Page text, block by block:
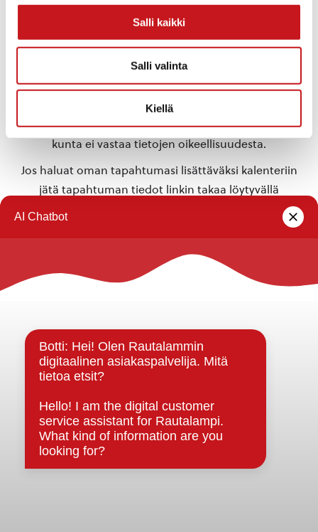
Salli kaikki
Salli valinta
Kiellä
paperiteatteriesitys
Rautalammin S-
Tähän kalenteriin on koottu eri toimijoiden
Rautalammilla järjestämiä tapahtumia. Rautalammin
kunta ei vastaa tietojen oikeellisuudesta.
Jos haluat oman tapahtumasi lisättäväksi kalenteriin
jätä tapahtuman tiedot linkin takaa löytyvällä
Rautalammin kunta
Strategiat, ohjelmat, ohjeet, suunnitelmat, säännöt ja
sopimukset
Asiakirjajulkisuuskuvaus
Evästeet
Saavutettavuusseloste
Tietosuoja
Tietosuojaselosteet